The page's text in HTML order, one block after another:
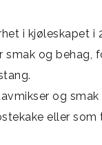
i kjøleskapet i
og behag,
og
eller